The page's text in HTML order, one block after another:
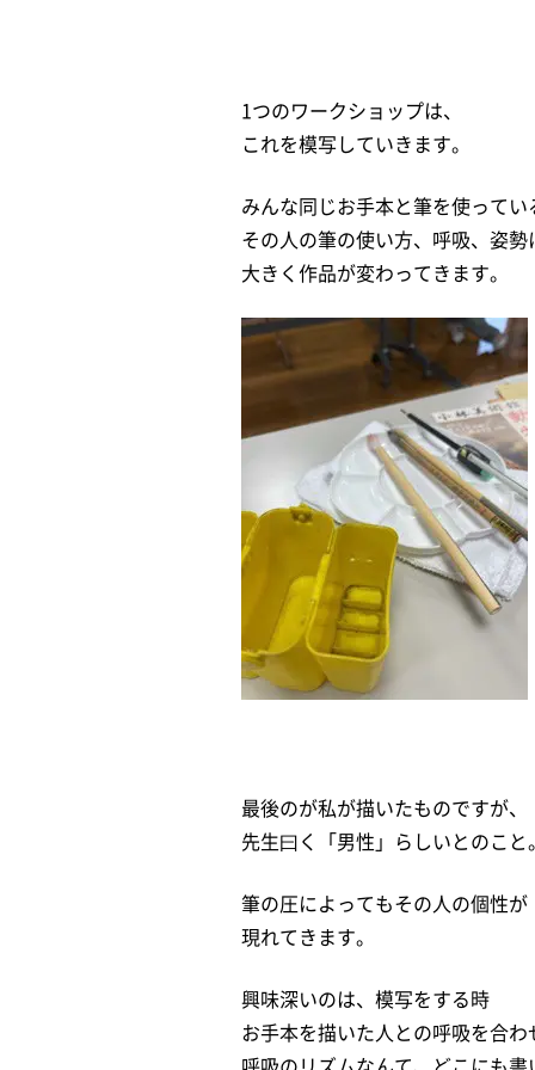
1つのワークショップは、
これを模写していきます。
みんな同じお手本と筆を使ってい
その人の筆の使い方、呼吸、姿勢
大きく作品が変わってきます。
最後のが私が描いたものですが、
先生曰く「男性」らしいとのこと。
筆の圧によってもその人の個性が
現れてきます。
興味深いのは、模写をする時
お手本を描いた人との呼吸を合わ